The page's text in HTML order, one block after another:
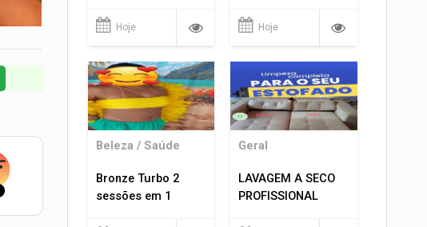
Hoje Hoje
Beleza / Saúde
Bronze Turbo 2
sessões em 1
Geral
LAVAGEM A SECO
PROFISSIONAL